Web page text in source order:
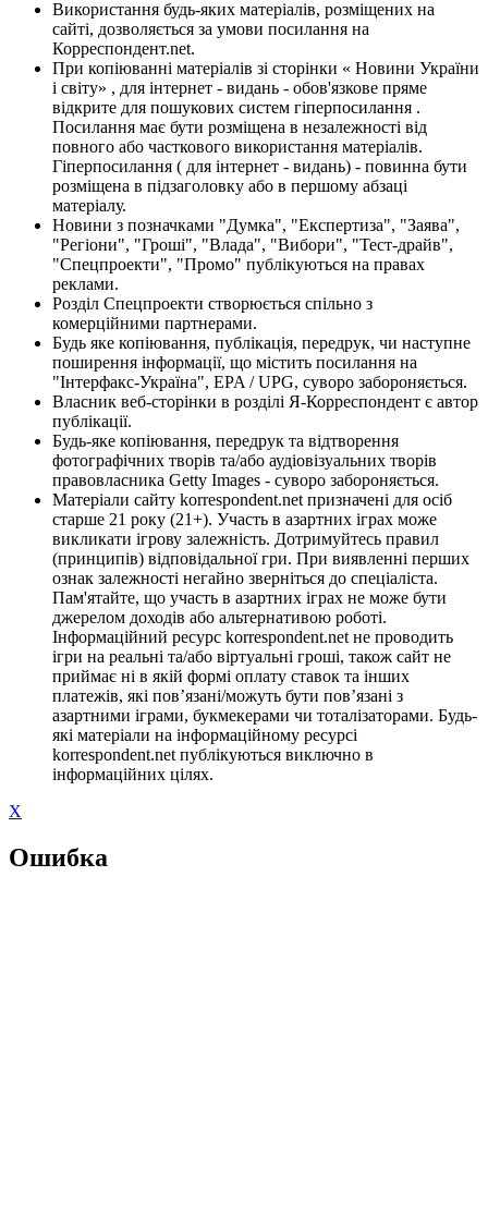
Використання будь-яких матеріалів, розміщених на
сайті, дозволяється за умови посилання на
Корреспондент.net.
При копіюванні матеріалів зі сторінки « Новини України
і світу» , для інтернет - видань - обов'язкове пряме
відкрите для пошукових систем гіперпосилання .
Посилання має бути розміщена в незалежності від
повного або часткового використання матеріалів.
Гіперпосилання ( для інтернет - видань) - повинна бути
розміщена в підзаголовку або в першому абзаці
матеріалу.
Новини з позначками "Думка", "Експертиза", "Заява",
"Регіони", "Гроші", "Влада", "Вибори", "Тест-драйв",
"Спецпроекти", "Промо" публікуються на правах
реклами.
Розділ Спецпроекти створюється спільно з
комерційними партнерами.
Будь яке копіювання, публікація, передрук, чи наступне
поширення інформації, що містить посилання на
"Інтерфакс-Україна", EPA / UPG, суворо забороняється.
Власник веб-сторінки в розділі Я-Корреспондент є автор
публікації.
Будь-яке копіювання, передрук та відтворення
фотографічних творів та/або аудіовізуальних творів
правовласника Getty Images - суворо забороняється.
Матеріали сайту korrespondent.net призначені для осіб
старше 21 року (21+). Участь в азартних іграх може
викликати ігрову залежність. Дотримуйтесь правил
(принципів) відповідальної гри. При виявленні перших
ознак залежності негайно зверніться до спеціаліста.
Пам'ятайте, що участь в азартних іграх не може бути
джерелом доходів або альтернативою роботі.
Інформаційний ресурс korrespondent.net не проводить
ігри на реальні та/або віртуальні гроші, також сайт не
приймає ні в якій формі оплату ставок та інших
платежів, які пов’язані/можуть бути пов’язані з
азартними іграми, букмекерами чи тоталізаторами. Будь-
які матеріали на інформаційному ресурсі
korrespondent.net публікуються виключно в
інформаційних цілях.
X
Ошибка